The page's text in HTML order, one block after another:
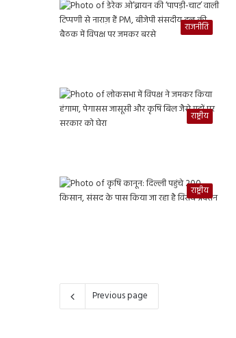
राजनीति
राष्ट्रीय
राष्ट्रीय
Previous page